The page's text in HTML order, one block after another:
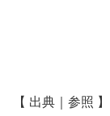
【 出典｜参照 】